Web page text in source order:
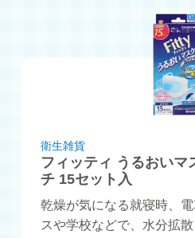
衛生雑貨
フィッティ うるおいマ
チ 15セット入
乾燥が気になる就寝時、
スや学校などで、水分拡